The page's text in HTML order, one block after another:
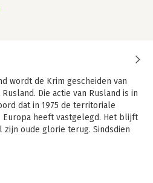
wordt de Krim gescheiden van
Die actie van Rusland is in
dat in 1975 de territoriale
heeft vastgelegd. Het blijft
zijn oude glorie terug. Sindsdien